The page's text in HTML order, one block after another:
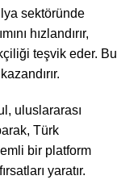
sektöründe
hızlandırır,
teşvik eder. Bu
uluslararası
Türk
bir platform
yaratır.